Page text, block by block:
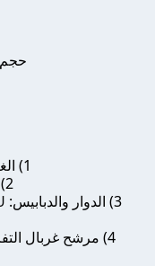
حجم
1) الغرفة الخارجية: الفولاذ المقاوم للصدأ 304
2) الأنبوب الداخلي: سيك (كربيد السيليكون)
3) الدوار والدبابيس: PU (البولي يوريثين)
4) مرشح غربال التفريغ: الفولاذ المقاوم للصدأ المقاوم للتآكل